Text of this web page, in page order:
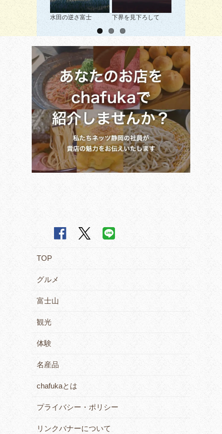
水田の逆さ富士 下界を見下ろして 海抜3776m
TOP
グルメ
富士山
観光
体験
名産品
chafukaとは
プライバシー・ポリシー
リンクバナーについて